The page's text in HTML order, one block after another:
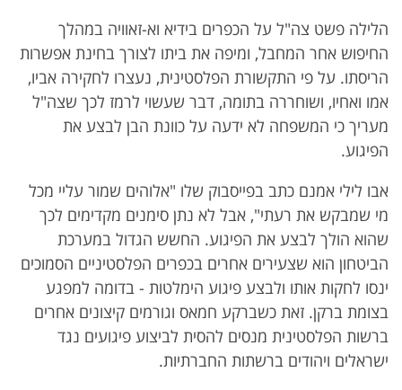
הלילה פשט צה"ל על הכפרים בידיא וא-זאוויה במהלך
החיפוש אחר המחבל, ומיפה את ביתו לצורך בחינת אפשרות
הריסתו. על פי התקשורת הפלסטינית, נעצרו לחקירה אביו,
אמו ואחיו, ושוחררה בתומה, דבר שעשוי לרמז לכך שצה"ל
מעריך כי המשפחה לא ידעה על כוונת הבן לבצע את
הפיגוע.
אבו לילי אמנם כתב בפייסבוק שלו "אלוהים שמור עליי מכל
מי שמבקש את רעתי", אבל לא נתן סימנים מקדימים לכך
שהוא הולך לבצע את הפיגוע. החשש הגדול במערכת
הביטחון הוא שצעירים אחרים בכפרים הפלסטיניים הסמוכים
ינסו לחקות אותו ולבצע פיגוע הימלטות - בדומה למפגע
בצומת ברקן. זאת כשברקע חמאס וגורמים קיצונים אחרים
ברשות הפלסטינית מנסים להסית לביצוע פיגועים נגד
ישראלים ויהודים ברשתות החברתיות.